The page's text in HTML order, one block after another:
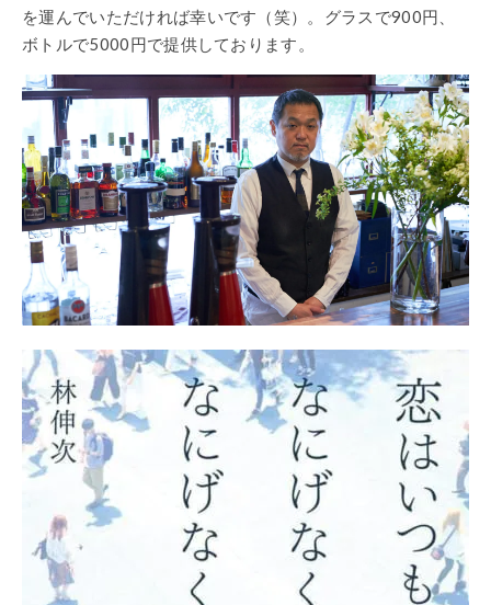
を運んでいただければ幸いです（笑）。グラスで900円、
ボトルで5000円で提供しております。